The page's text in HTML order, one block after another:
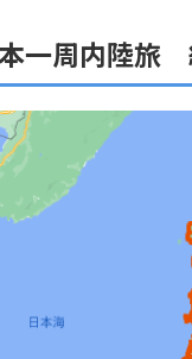
一周内陸旅